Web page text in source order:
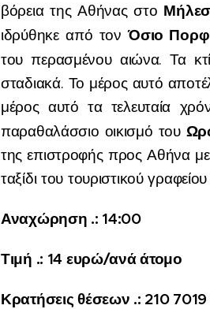
βόρεια της Αθήνας στο
ιδρύθηκε από τονΌσιο
του περασμένου αιώνα. Τα
σταδιακά. Το μέρος αυτό
μέρος αυτό τα τελευταία
παραθαλάσσιο οικισμό του
της επιστροφής προς Αθήνα με
ταξίδι του τουριστικού
Αναχώρηση .: 14:00
Τιμή .: 14 ευρώ/ανά άτομο
Κρατήσεις θέσεων .: 210